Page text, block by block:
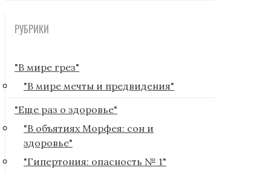
РУБРИКИ
"В мире грез"
"В мире мечты и предвидения"
"Еще раз о здоровье"
"В объятиях Морфея: сон и
здоровье"
"Гипертония: опасность № 1"